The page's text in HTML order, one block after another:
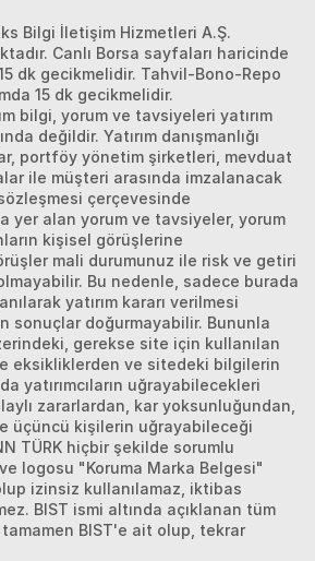
Bilgi İletişim Hizmetleri A.Ş.
Canlı Borsa sayfaları haricinde
dk gecikmelidir. Tahvil-Bono-Repo
15 dk gecikmelidir.
bilgi, yorum ve tavsiyeleri yatırım
değildir. Yatırım danışmanlığı
portföy yönetim şirketleri, mevduat
ile müşteri arasında imzalanacak
sözleşmesi çerçevesinde
yer alan yorum ve tavsiyeler, yorum
kişisel görüşlerine
mali durumunuz ile risk ve getiri
Bu nedenle, sadece burada
yatırım kararı verilmesi
sonuçlar doğurmayabilir. Bununla
gerekse site için kullanılan
eksikliklerden ve sitedeki bilgilerin
yatırımcıların uğrayabilecekleri
zararlardan, kar yoksunluğundan,
üçüncü kişilerin uğrayabileceği
TÜRK hiçbir şekilde sorumlu
logosu "Koruma Marka Belgesi"
izinsiz kullanılamaz, iktibas
BIST ismi altında açıklanan tüm
BIST'e ait olup, tekrar